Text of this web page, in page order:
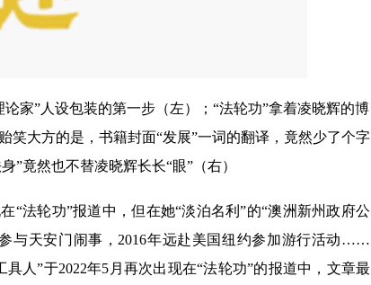
家”人设包装的第一步（左）；“法轮功”拿着凌晓辉的博
笑大方的是，书籍封面“发展”一词的翻译，竟然少了个字
”竟然也不替凌晓辉长长“眼”（右）
“法轮功”报道中，但在她“淡泊名利”的“澳洲新州政府公
与天安门闹事，2016年远赴美国纽约参加游行活动……
人”于2022年5月再次出现在“法轮功”的报道中，文章最